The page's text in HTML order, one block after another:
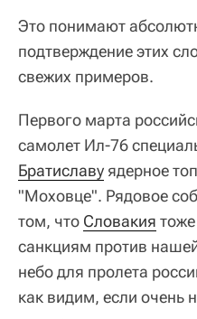
Это понимают
подтверждение этих
свежих примеров.
Первого марта
самолет Ил-76
Братиславу ядерное
"Моховце". Рядовое
том, что Словакия
санкциям против
небо для пролета
как видим, если очень